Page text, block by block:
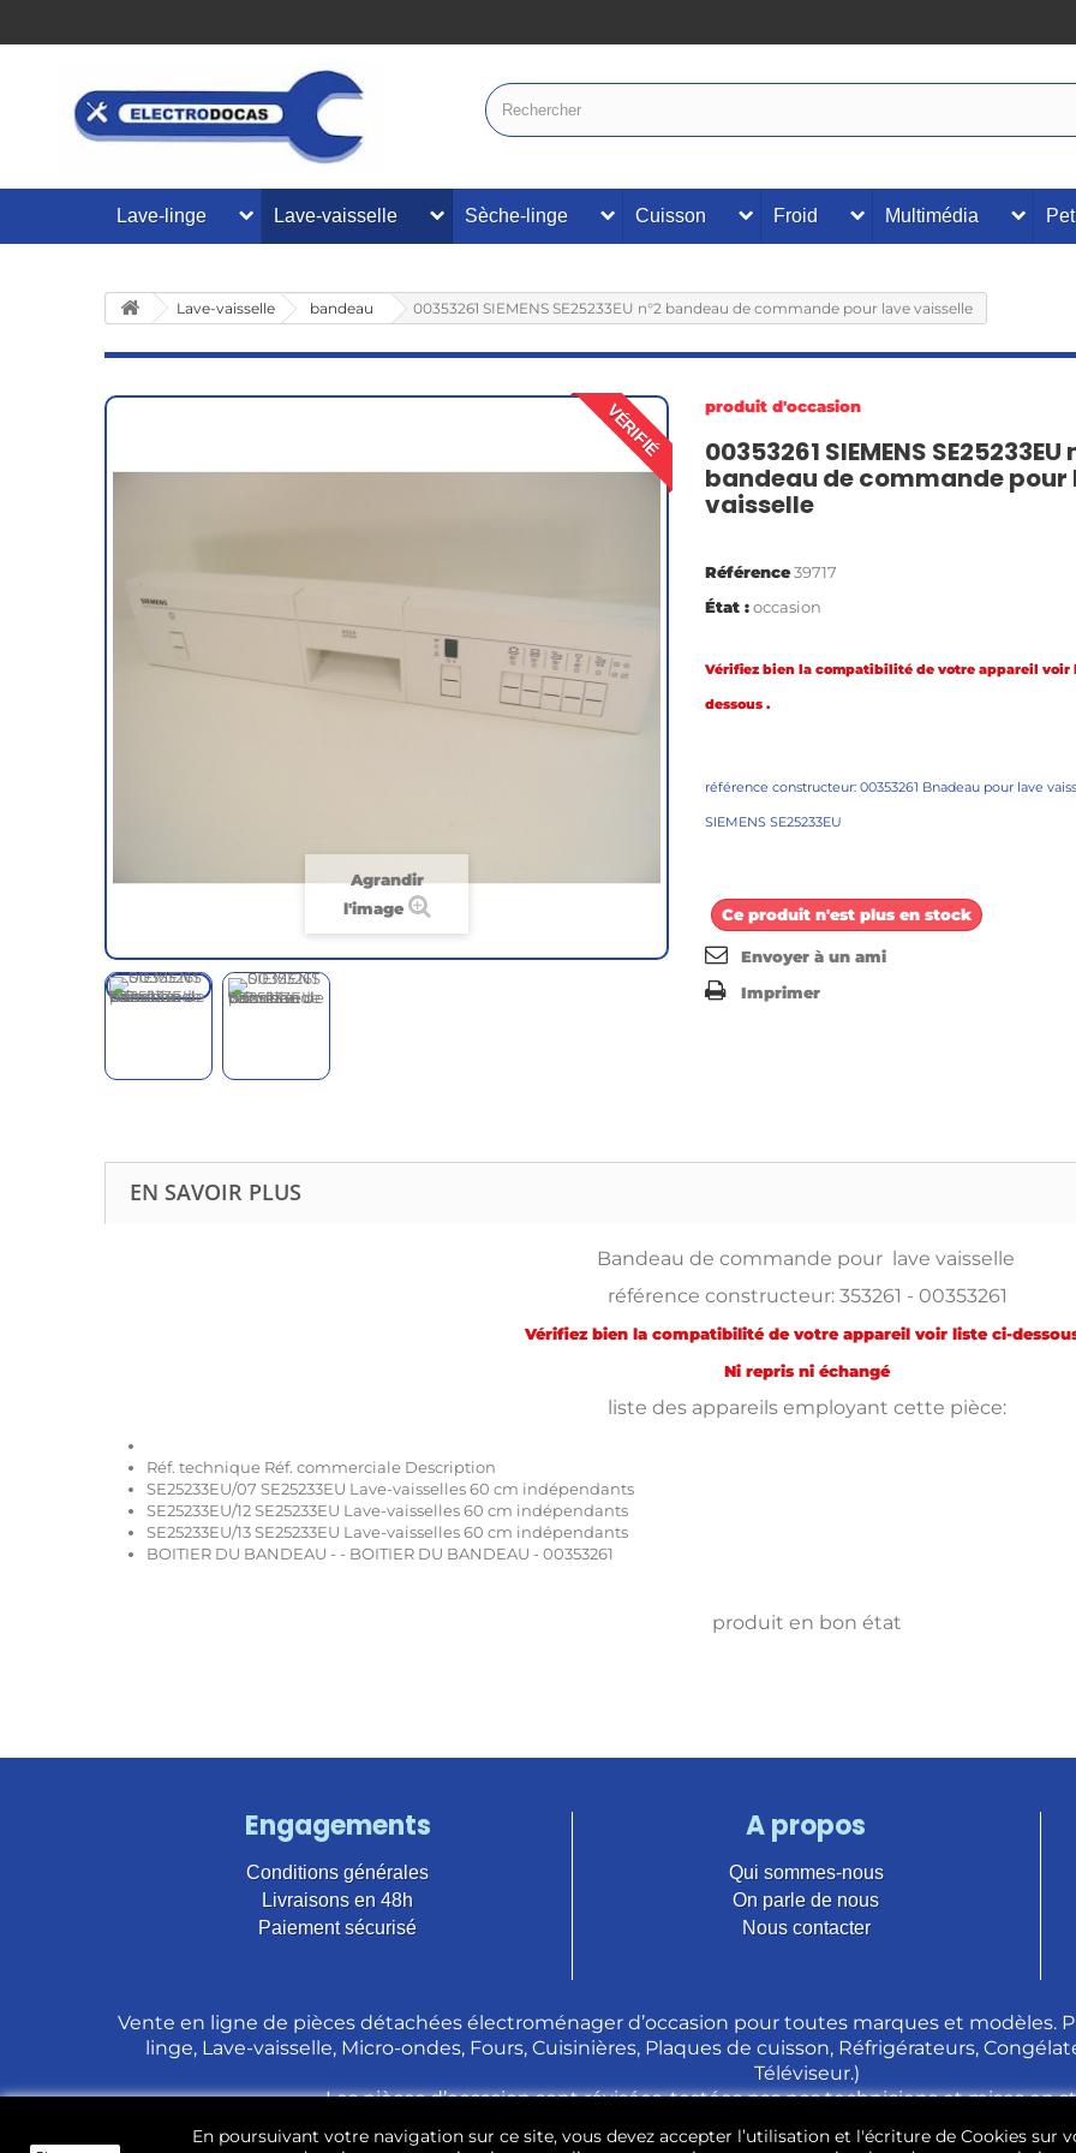
Lave-linge Lave-vaisselle Sèche-linge Cuisson Froid Multimédia
Lave-vaisselle bandeau 00353261 SIEMENS SE25233EU n°2 bandeau de commande pour lave vaisselle
VÉRIFIÉ
Agrandir
l'image
produit d'occasion
00353261 SIEMENS SE25233EU
bandeau de commande pour
vaisselle
Référence39717
État :occasion
Vérifiez bien la compatibilité de votre appareil voir
dessous .
référence constructeur: 00353261 Bnadeau pour lave
SIEMENS SE25233EU
Ce produit n'est plus en stock
Envoyer à un ami
Imprimer
EN SAVOIR PLUS
Bandeau de commande pour lave vaisselle
référence constructeur: 353261 - 00353261
Vérifiez bien la compatibilité de votre appareil voir liste ci-
Ni repris ni échangé
liste des appareils employant cette pièce:
Réf. technique Réf. commerciale Description
SE25233EU/07 SE25233EU Lave-vaisselles 60 cm indépendants
SE25233EU/12 SE25233EU Lave-vaisselles 60 cm indépendants
SE25233EU/13 SE25233EU Lave-vaisselles 60 cm indépendants
BOITIER DU BANDEAU - - BOITIER DU BANDEAU - 00353261
produit en bon état
Engagements
Conditions générales
Livraisons en 48h
Paiement sécurisé
A propos
Qui sommes-nous
On parle de nous
Nous contacter
Vente en ligne de pièces détachées électroménager d’occasion pour toutes marques et modèles.
linge, Lave-vaisselle, Micro-ondes, Fours, Cuisinières, Plaques de cuisson, Réfrigérateurs,
Téléviseur.)
Les pièces d’occasion sont révisées, testées pas nos techniciens et mises en
En poursuivant votre navigation sur ce site, vous devez accepter l’utilisation et l'écriture de Cookies sur